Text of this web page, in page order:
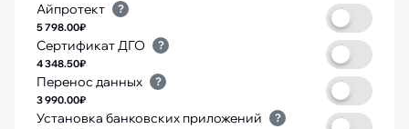
Айпротект ?
5 798.00₽
Сертификат ДГО ?
4 348.50₽
Перенос данных ?
3 990.00₽
Установка банковских приложений ?